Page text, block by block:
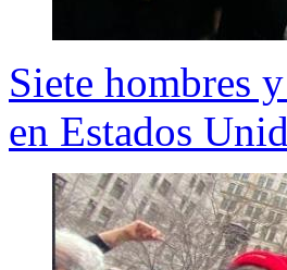
Siete hombres
en Estados